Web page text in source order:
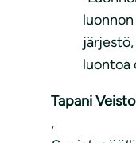
luonnon
luontoa
Tapani
,